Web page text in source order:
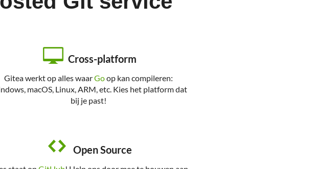
Cross-platform
Gitea werkt op alles waarGoop kan compileren:
macOS, Linux, ARM, etc. Kies het platform dat
bij je past!
Open Source